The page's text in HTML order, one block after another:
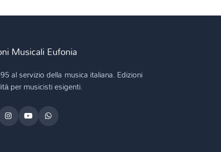
Musicali Eufonia
al servizio della musica italiana. Edizioni
per musicisti esigenti.